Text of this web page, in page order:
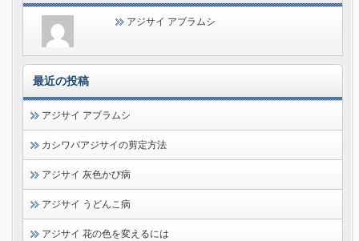
アジサイ アブラムシ
最近の投稿
アジサイ アブラムシ
カシワバアジサイの剪定方法
アジサイ 灰色かび病
アジサイ うどんこ病
アジサイ 花の色を変えるには